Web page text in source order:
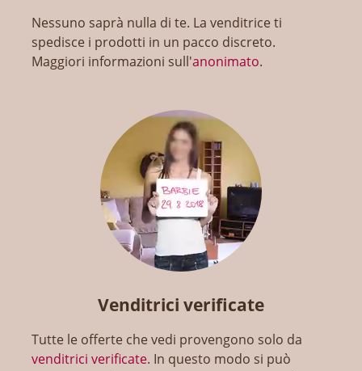
Nessuno saprà nulla di te. La venditrice ti
spedisce i prodotti in un pacco discreto.
Maggiori informazioni sull'anonimato.
Venditrici verificate
Tutte le offerte che vedi provengono solo da
venditrici verificate. In questo modo si può